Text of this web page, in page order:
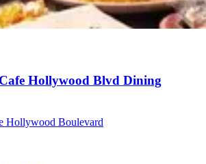
Hollywood Blvd Dining
Hollywood Boulevard